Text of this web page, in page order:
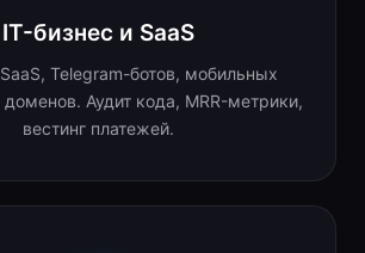
IT-бизнес и SaaS
Telegram-ботов, мобильных
Аудит кода, MRR-метрики,
вестинг платежей.